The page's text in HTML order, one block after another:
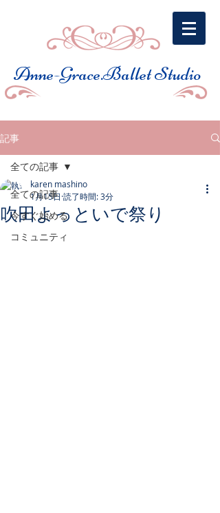
​Anne-Grace.Ballet Studio
記事
全ての記事
今すぐ始める
コミュニティ
全ての記事
吹田よっといで祭り
karen mashino
1月15日 読了時間: 3分